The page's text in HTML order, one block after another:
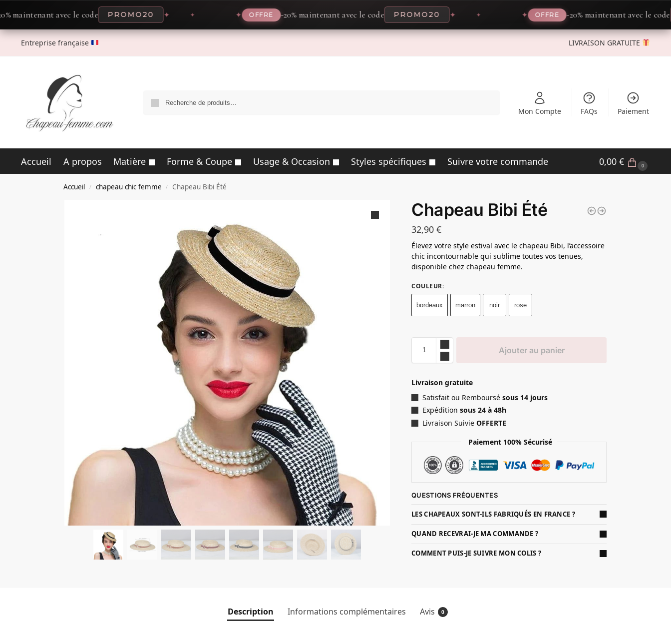
avec le code PROMO20 ✦ OFFRE -20% maintenant avec le code PROMO20 ✦ OFFRE -20% maintenant avec le code
Entreprise française LIVRAISON GRATUITE
Mon Compte FAQs Paiement
Accueil A propos Matière Forme & Coupe Usage & Occasion Styles spécifiques Suivre votre commande 0,00€ 0
Accueil / chapeau chic femme / Chapeau Bibi Été
Chapeau Bibi Été
32,90€
Élevez votre style estival avec le chapeau Bibi, l’accessoire
chic incontournable qui sublime toutes vos tenues,
disponible chez chapeau femme.
COULEUR:
bordeaux marron noir rose
Ajouter au panier
Livraison gratuite
Satisfait ou Remboursésous 14 jours
Expédition sous 24 à 48h
Livraison SuivieOFFERTE
Paiement 100% Sécurisé
QUESTIONS FRÉQUENTES
LES CHAPEAUX SONT-ILS FABRIQUÉS EN FRANCE ?
QUAND RECEVRAI-JE MA COMMANDE ?
COMMENT PUIS-JE SUIVRE MON COLIS ?
Description Informations complémentaires Avis 0